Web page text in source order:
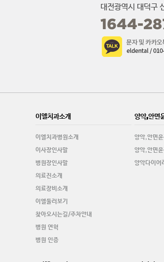
대전광역시 대덕구
1644-
이엘치과소개
이엘치과병원소개
이사장인사말
병원장인사말
의료진소개
의료장비소개
이엘둘러보기
찾아오시는길/주차안내
병원 연혁
병원 인증
양악,안면
양악,안면
양악,안면
양악다이어